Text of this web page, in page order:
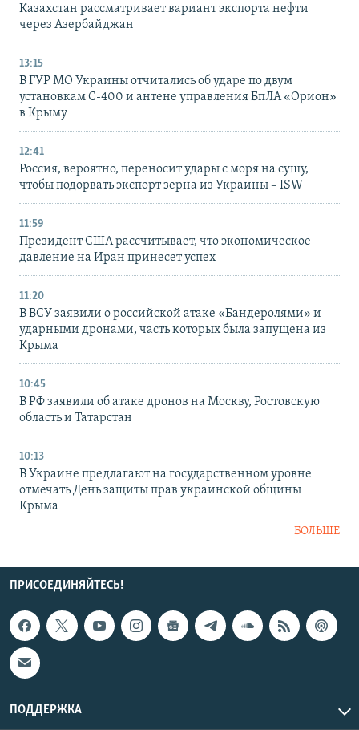
Казахстан рассматривает вариант экспорта нефти
через Азербайджан
13:15
В ГУР МО Украины отчитались об ударе по двум
установкам С-400 и антене управления БпЛА «Орион»
в Крыму
12:41
Россия, вероятно, переносит удары с моря на сушу,
чтобы подорвать экспорт зерна из Украины – ISW
11:59
Президент США рассчитывает, что экономическое
давление на Иран принесет успех
11:20
В ВСУ заявили о российской атаке «Бандеролями» и
ударными дронами, часть которых была запущена из
Крыма
10:45
В РФ заявили об атаке дронов на Москву, Ростовскую
область и Татарстан
10:13
В Украине предлагают на государственном уровне
отмечать День защиты прав украинской общины
Крыма
БОЛЬШЕ
ПРИСОЕДИНЯЙТЕСЬ!
ПОДДЕРЖКА